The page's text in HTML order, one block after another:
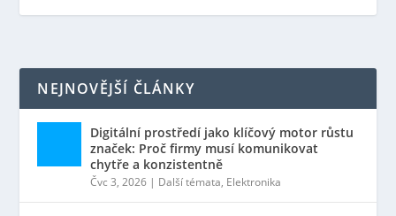
NEJNOVĚJŠÍ ČLÁNKY
Digitální prostředí jako klíčový motor růstu
značek: Proč firmy musí komunikovat
chytře a konzistentně
Čvc 3, 2026 | Další témata, Elektronika